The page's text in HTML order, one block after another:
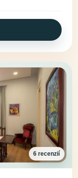
6 recenzií